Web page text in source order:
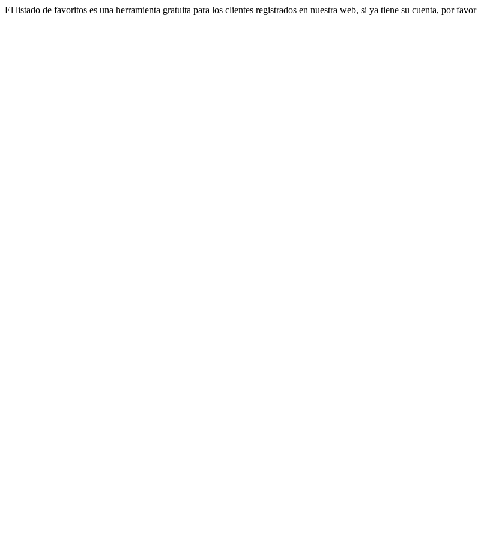
El listado de favoritos es una herramienta gratuita para los clientes registrados en nuestra web, si ya tiene su cuenta, por favor